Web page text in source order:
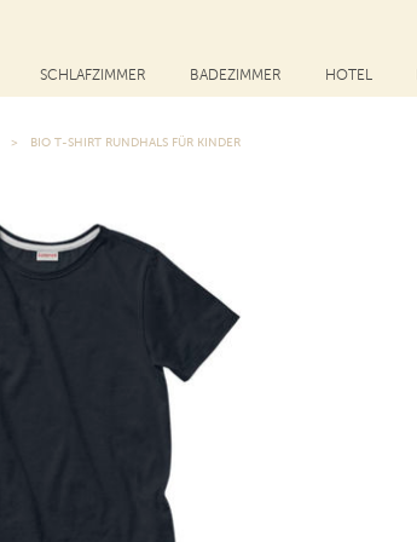
SCHLAFZIMMER BADEZIMMER HOTEL
BIO T-SHIRT RUNDHALS FÜR KINDER